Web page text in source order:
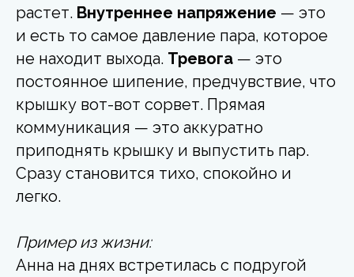
растет. Внутреннее напряжение — это
и есть то самое давление пара, которое
не находит выхода. Тревога — это
постоянное шипение, предчувствие, что
крышку вот-вот сорвет. Прямая
коммуникация — это аккуратно
приподнять крышку и выпустить пар.
Сразу становится тихо, спокойно и
легко.
Пример из жизни:
Анна на днях встретилась с подругой